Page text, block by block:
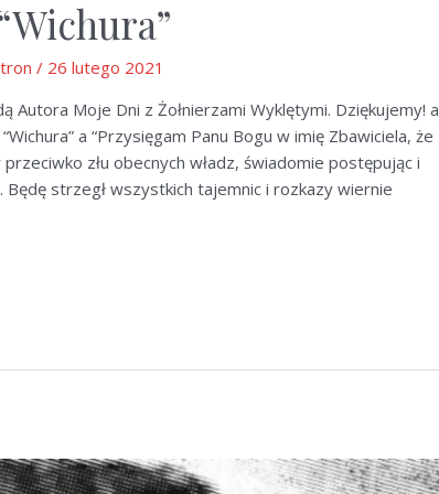
/ 26 lutego 2021
Autora Moje Dni z Żołnierzami Wyklętymi. Dziękujemy! a
a “Przysięgam Panu Bogu w imię Zbawiciela, że
złu obecnych władz, świadomie postępując i
strzegł wszystkich tajemnic i rozkazy wiernie